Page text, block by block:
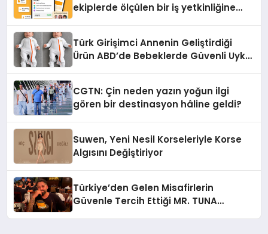
ekiplerde ölçülen bir iş yetkinliğine
Türk Girişimci Annenin Geliştirdiği
Ürün ABD’de Bebeklerde Güvenli Uyku
CGTN: Çin neden yazın yoğun ilgi
gören bir destinasyon hâline geldi?
Suwen, Yeni Nesil Korseleriyle Korse
Algısını Değiştiriyor
Türkiye’den Gelen Misafirlerin
Güvenle Tercih Ettiği MR. TUNA